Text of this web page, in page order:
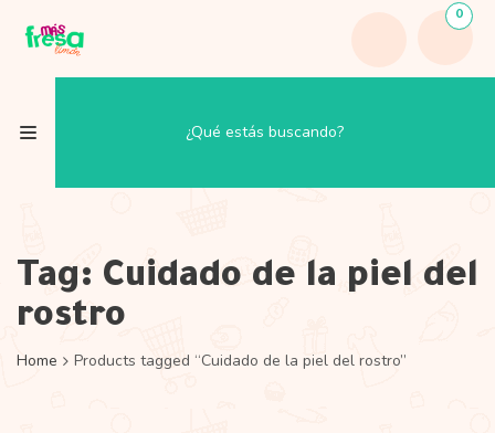
0
Tag: Cuidado de la piel del
rostro
Home Products tagged “Cuidado de la piel del rostro”